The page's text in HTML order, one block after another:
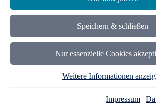
Speichern & schließen
Nur essenzielle Cookies
Weitere Informationen
Impressum |